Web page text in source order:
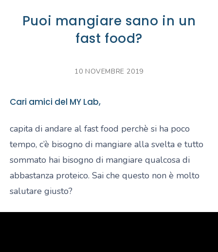
Puoi mangiare sano in un
fast food?
10 NOVEMBRE 2019
Cari amici del MY Lab,
capita di andare al fast food perchè si ha poco
tempo, c’è bisogno di mangiare alla svelta e tutto
sommato hai bisogno di mangiare qualcosa di
abbastanza proteico. Sai che questo non è molto
salutare giusto?